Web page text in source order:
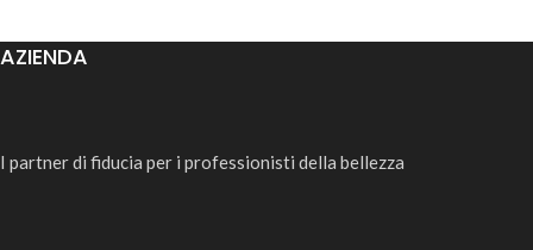
AZIENDA
I partner di fiducia per i professionisti della bellezza